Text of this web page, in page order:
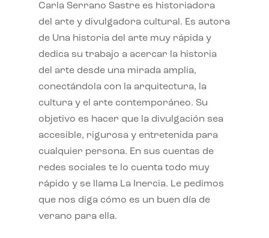
Carla Serrano Sastre es historiadora
del arte y divulgadora cultural. Es autora
de Una historia del arte muy rápida y
dedica su trabajo a acercar la historia
del arte desde una mirada amplia,
conectándola con la arquitectura, la
cultura y el arte contemporáneo. Su
objetivo es hacer que la divulgación sea
accesible, rigurosa y entretenida para
cualquier persona. En sus cuentas de
redes sociales te lo cuenta todo muy
rápido y se llama La Inercia. Le pedimos
que nos diga cómo es un buen día de
verano para ella.